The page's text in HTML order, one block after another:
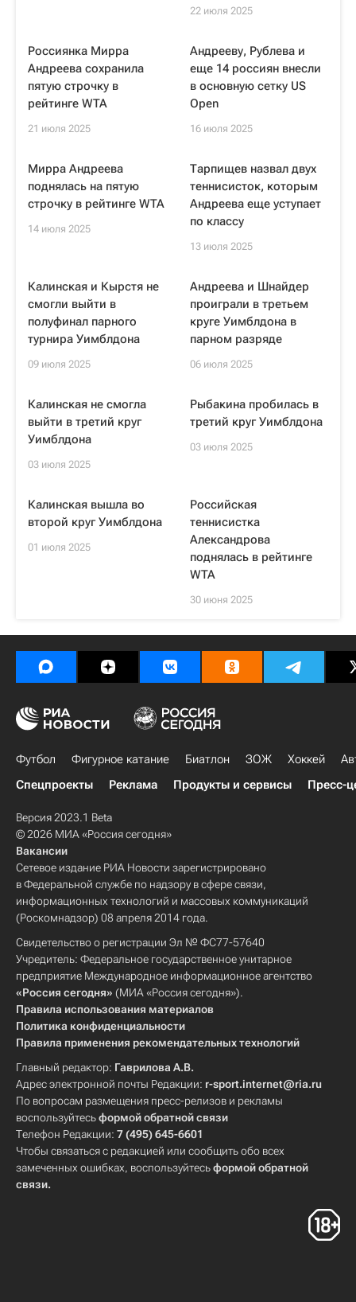
22 июля 2025
Россиянка Мирра
Андреева сохранила
пятую строчку в
рейтинге WTA
21 июля 2025
Андрееву, Рублева и
еще 14 россиян внесли
в основную сетку US
Open
16 июля 2025
Мирра Андреева
поднялась на пятую
строчку в рейтинге WTA
14 июля 2025
Тарпищев назвал двух
теннисисток, которым
Андреева еще уступает
по классу
13 июля 2025
Калинская и Кырстя не
смогли выйти в
полуфинал парного
турнира Уимблдона
09 июля 2025
Андреева и Шнайдер
проиграли в третьем
круге Уимблдона в
парном разряде
06 июля 2025
Калинская не смогла
выйти в третий круг
Уимблдона
03 июля 2025
Рыбакина пробилась в
третий круг Уимблдона
03 июля 2025
Калинская вышла во
второй круг Уимблдона
01 июля 2025
Российская
теннисистка
Александрова
поднялась в рейтинге
WTA
30 июня 2025
Футбол Фигурное катание Биатлон ЗОЖ Хоккей
Спецпроекты
Реклама Продукты и сервисы Пресс-
Версия 2023.1 Beta
© 2026 МИА «Россия сегодня»
Вакансии
Сетевое издание РИА Новости зарегистрировано
в Федеральной службе по надзору в сфере связи,
информационных технологий и массовых коммуникаций
(Роскомнадзор) 08 апреля 2014 года.
Свидетельство о регистрации Эл № ФС77-57640
Учредитель: Федеральное государственное унитарное
предприятие Международное информационное агентство
«Россия сегодня» (МИА «Россия сегодня»).
Правила использования материалов
Политика конфиденциальности
Правила применения рекомендательных технологий
Главный редактор: Гаврилова А.В.
Адрес электронной почты Редакции: r-sport.internet@ria.ru
По вопросам размещения пресс-релизов и рекламы
воспользуйтесьформой обратной связи
Телефон Редакции: 7 (495) 645-6601
Чтобы связаться с редакцией или сообщить обо всех
замеченных ошибках, воспользуйтесьформой обратной
связи.